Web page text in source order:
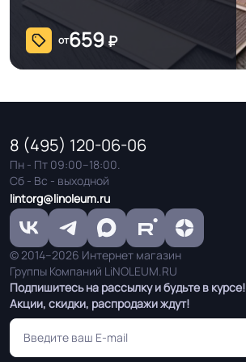
Остаточная
деформация
≤ 0.10 мм
Соответствует ГОСТ,
Условия хранения
Оттенок Красный
Дизайн рисунка Крошка
от659 ₽
Подпишитесь на рассылку и будьте в курсе!
Акции, скидки, распродажи ждут!
8 (495) 120-06-06
Пн - Пт 09:00–18:00.
Сб - Вс - выходной
lintorg@linoleum.ru
© 2014–2026 Интернет магазин
Группы Компаний LiNOLEUM.RU